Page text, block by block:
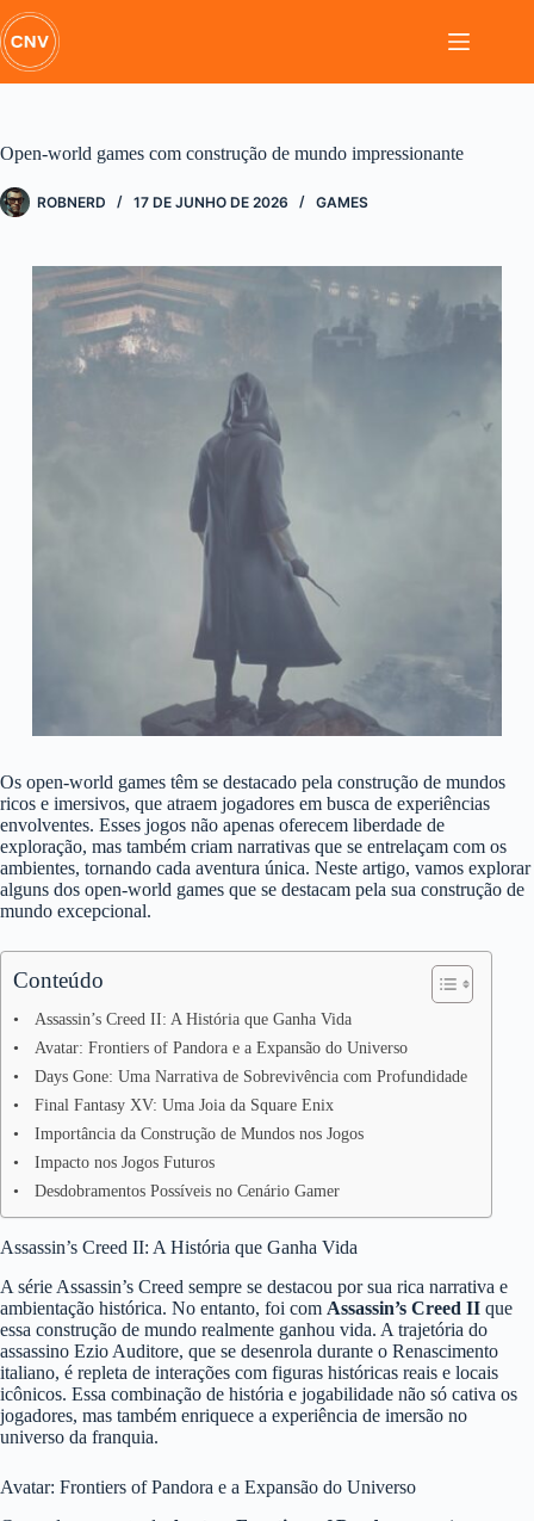
Pular
para
o
conteúdo
Open-world games com construção de mundo impressionante
ROBNERD 17 DE JUNHO DE 2026 GAMES
Os open-world games têm se destacado pela construção de mundos
ricos e imersivos, que atraem jogadores em busca de experiências
envolventes. Esses jogos não apenas oferecem liberdade de
exploração, mas também criam narrativas que se entrelaçam com os
ambientes, tornando cada aventura única. Neste artigo, vamos explorar
alguns dos open-world games que se destacam pela sua construção de
mundo excepcional.
Conteúdo
Assassin’s Creed II: A História que Ganha Vida
Avatar: Frontiers of Pandora e a Expansão do Universo
Days Gone: Uma Narrativa de Sobrevivência com Profundidade
Final Fantasy XV: Uma Joia da Square Enix
Importância da Construção de Mundos nos Jogos
Impacto nos Jogos Futuros
Desdobramentos Possíveis no Cenário Gamer
Assassin’s Creed II: A História que Ganha Vida
A série Assassin’s Creed sempre se destacou por sua rica narrativa e
ambientação histórica. No entanto, foi com Assassin’s Creed II que
essa construção de mundo realmente ganhou vida. A trajetória do
assassino Ezio Auditore, que se desenrola durante o Renascimento
italiano, é repleta de interações com figuras históricas reais e locais
icônicos. Essa combinação de história e jogabilidade não só cativa os
jogadores, mas também enriquece a experiência de imersão no
universo da franquia.
Avatar: Frontiers of Pandora e a Expansão do Universo